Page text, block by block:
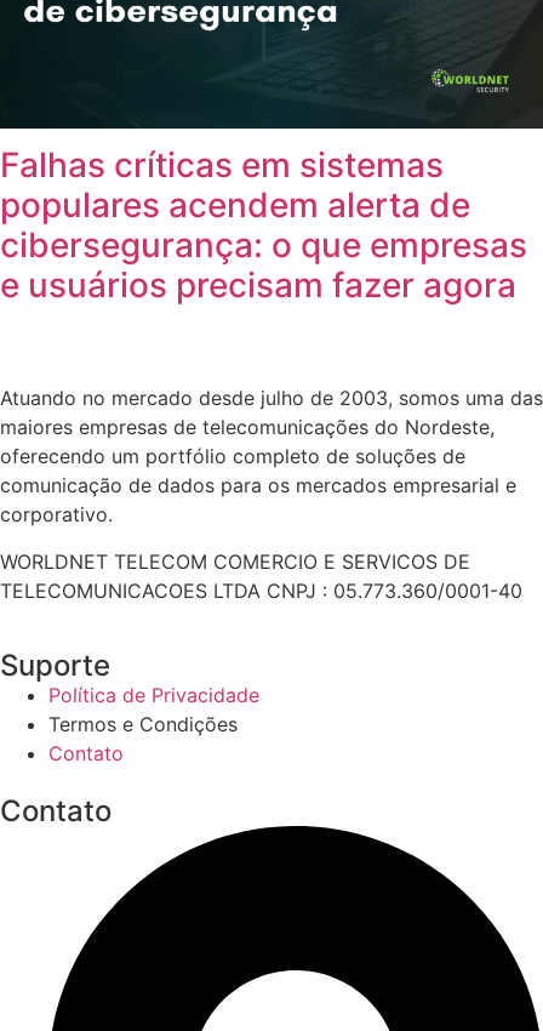
Falhas críticas em sistemas
populares acendem alerta de
cibersegurança: o que empresas
e usuários precisam fazer agora
Atuando no mercado desde julho de 2003, somos uma das
maiores empresas de telecomunicações do Nordeste,
oferecendo um portfólio completo de soluções de
comunicação de dados para os mercados empresarial e
corporativo.
WORLDNET TELECOM COMERCIO E SERVICOS DE
TELECOMUNICACOES LTDA CNPJ : 05.773.360/0001-40
Suporte
Política de Privacidade
Termos e Condições
Contato
Contato